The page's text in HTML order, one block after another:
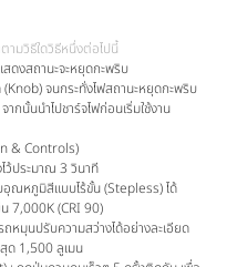
ามวิธีใดวิธีหนึ่งต่อไปนี้
สดงสถานะจะหยุดกะพริบ
จนกระทั่งไฟสถานะหยุดกะพริบ
กนั้นนำไปชาร์จไฟก่อนเริ่มใช้งาน
& Controls)
ว้ประมาณ 3 วินาที
อุณหภูมิสีแบบไร้ขั้น (Stepless) ได้
7,000K (CRI 90)
มุนปรับความสว่างได้อย่างละเอียด
ด 1,500 ลูเมน